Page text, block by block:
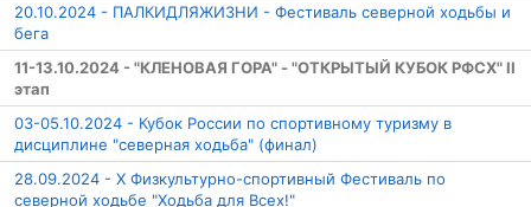
20.10.2024 - ПАЛКИДЛЯЖИЗНИ - Фестиваль северной ходьбы и
бега
11-13.10.2024 - "КЛЕНОВАЯ ГОРА" - "ОТКРЫТЫЙ КУБОК РФСХ" II
этап
03-05.10.2024 - Кубок России по спортивному туризму в
дисциплине "северная ходьба" (финал)
28.09.2024 - Х Физкультурно-спортивный Фестиваль по
северной ходьбе "Ходьба для Всех!"